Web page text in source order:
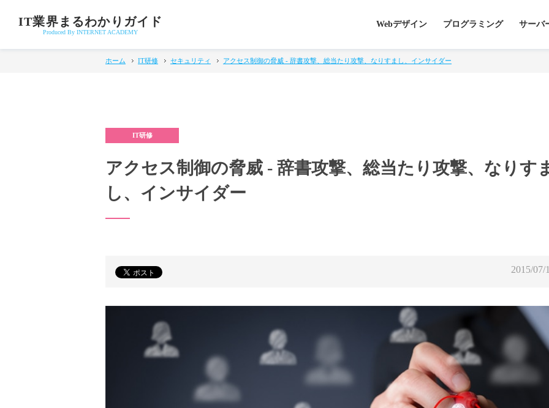
IT業界まるわかりガイド
Produced By INTERNET ACADEMY
Webデザイン プログラミング サーバ
ホーム IT研修 セキュリティ アクセス制御の脅威 - 辞書攻撃、総当たり攻撃、なりすまし、インサイダー
アクセス制御の脅威 - 辞書攻撃、総当たり攻撃、なりす
し、インサイダー
2015/07/